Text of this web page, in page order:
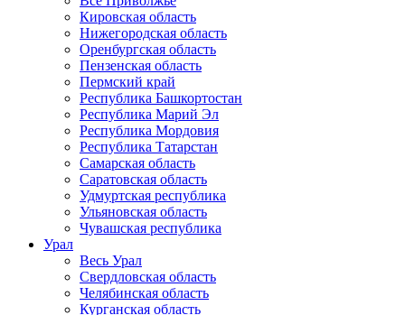
Кировская область
Нижегородская область
Оренбургская область
Пензенская область
Пермский край
Республика Башкортостан
Республика Марий Эл
Республика Мордовия
Республика Татарстан
Самарская область
Саратовская область
Удмуртская республика
Ульяновская область
Чувашская республика
Урал
Весь Урал
Свердловская область
Челябинская область
Курганская область